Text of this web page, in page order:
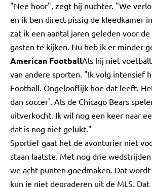
"Nee hoor", zegt hij nuchter. "We
en ik ben direct pissig de kleedkamer
zat ik een aantal jaren geleden voor
gasten te kijken. Nu heb ik er minder
American FootballAls hij niet
van andere sporten. "Ik volg intensief
Football. Ongelooflijk hoe dat leeft.
dan soccer'. Als de Chicago Bears
uitverkocht. Ik wil nog een keer naar
dat is nog niet gelukt."
Sportief gaat het de avonturier niet
staan laatste. Met nog drie
we acht punten goedmaken. Dat
kun je niet degraderen uit de MLS. Dat